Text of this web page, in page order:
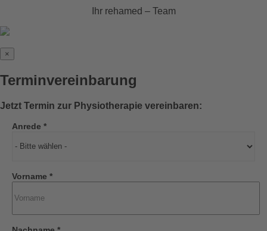
Ihr rehamed – Team
×
Terminvereinbarung
Jetzt Termin zur Physiotherapie vereinbaren:
Anrede *
Vorname *